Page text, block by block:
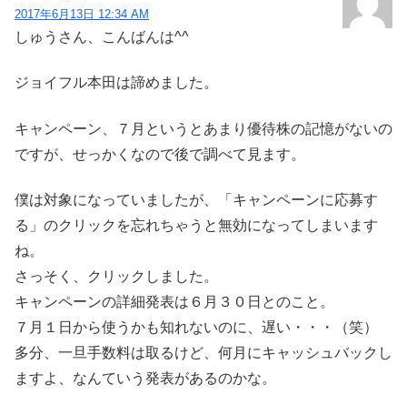
2017年6月13日 12:34 AM
しゅうさん、こんばんは^^
ジョイフル本田は諦めました。
キャンペーン、７月というとあまり優待株の記憶がないの
ですが、せっかくなので後で調べて見ます。
僕は対象になっていましたが、「キャンペーンに応募す
る」のクリックを忘れちゃうと無効になってしまいます
ね。
さっそく、クリックしました。
キャンペーンの詳細発表は６月３０日とのこと。
７月１日から使うかも知れないのに、遅い・・・（笑）
多分、一旦手数料は取るけど、何月にキャッシュバックし
ますよ、なんていう発表があるのかな。